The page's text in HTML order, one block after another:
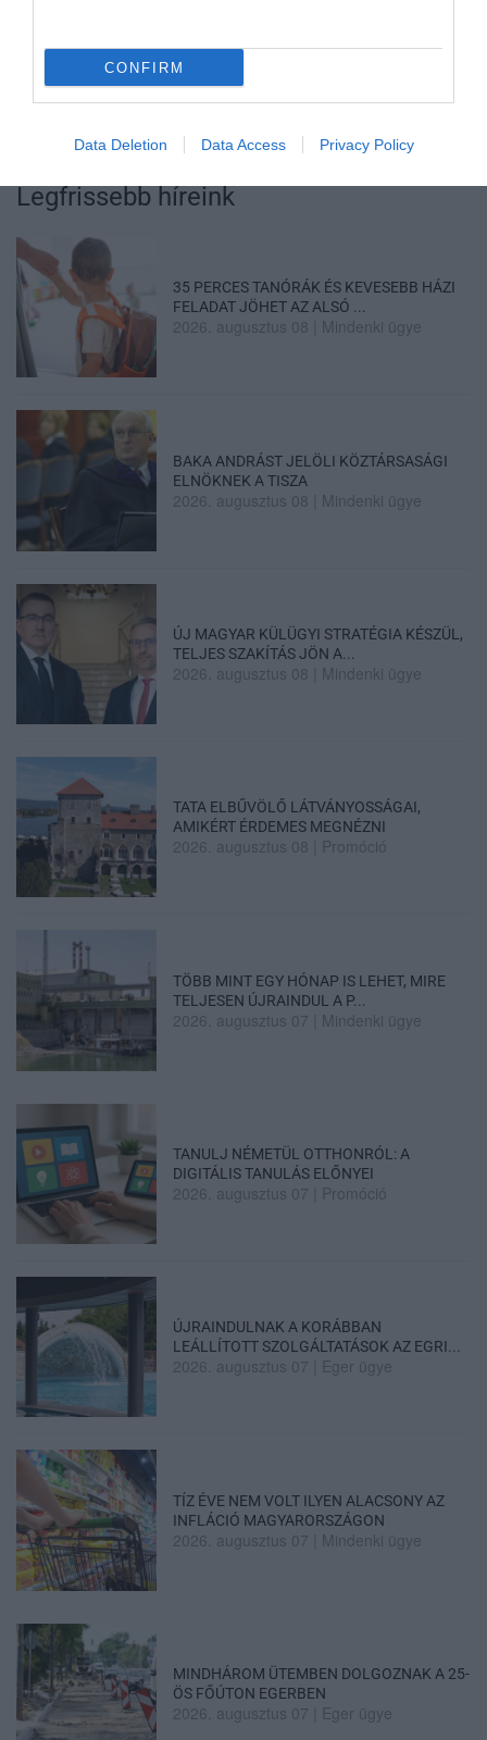
CONFIRM
Data Deletion Data Access Privacy Policy
Legfrissebb híreink
35 PERCES TANÓRÁK ÉS KEVESEBB HÁZI
FELADAT JÖHET AZ ALSÓ ...
2026. augusztus 08 Mindenki ügye
BAKA ANDRÁST JELÖLI KÖZTÁRSASÁGI
ELNÖKNEK A TISZA
2026. augusztus 08 Mindenki ügye
ÚJ MAGYAR KÜLÜGYI STRATÉGIA KÉSZÜL,
TELJES SZAKÍTÁS JÖN A...
2026. augusztus 08 Mindenki ügye
TATA ELBŰVÖLŐ LÁTVÁNYOSSÁGAI,
AMIKÉRT ÉRDEMES MEGNÉZNI
2026. augusztus 08 Promóció
TÖBB MINT EGY HÓNAP IS LEHET, MIRE
TELJESEN ÚJRAINDUL A P...
2026. augusztus 07 Mindenki ügye
TANULJ NÉMETÜL OTTHONRÓL: A
DIGITÁLIS TANULÁS ELŐNYEI
2026. augusztus 07 Promóció
ÚJRAINDULNAK A KORÁBBAN
LEÁLLÍTOTT SZOLGÁLTATÁSOK AZ EGRI...
2026. augusztus 07 Eger ügye
TÍZ ÉVE NEM VOLT ILYEN ALACSONY AZ
INFLÁCIÓ MAGYARORSZÁGON
2026. augusztus 07 Mindenki ügye
MINDHÁROM ÜTEMBEN DOLGOZNAK A 25-
ÖS FŐÚTON EGERBEN
2026. augusztus 07 Eger ügye